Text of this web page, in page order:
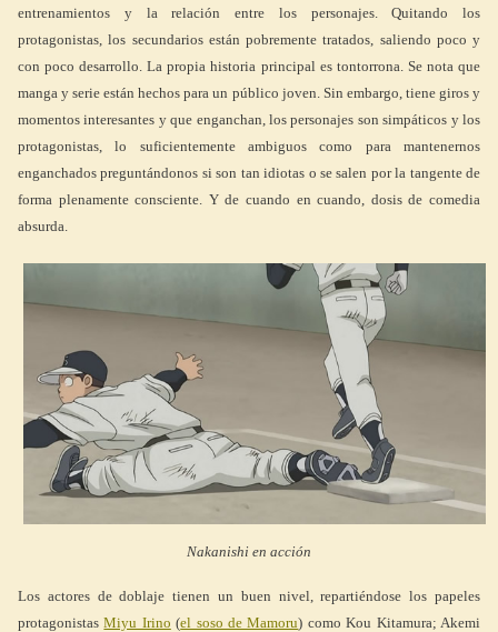
entrenamientos y la relación entre los personajes. Quitando los
protagonistas, los secundarios están pobremente tratados, saliendo poco y
con poco desarrollo. La propia historia principal es tontorrona. Se nota que
manga y serie están hechos para un público joven. Sin embargo, tiene giros y
momentos interesantes y que enganchan, los personajes son simpáticos y los
protagonistas, lo suficientemente ambiguos como para mantenernos
enganchados preguntándonos si son tan idiotas o se salen por la tangente de
forma plenamente consciente. Y de cuando en cuando, dosis de comedia
absurda.
Nakanishi en acción
Los actores de doblaje tienen un buen nivel, repartiéndose los papeles
protagonistasMiyu Irino (el soso de Mamoru) como Kou Kitamura; Akemi